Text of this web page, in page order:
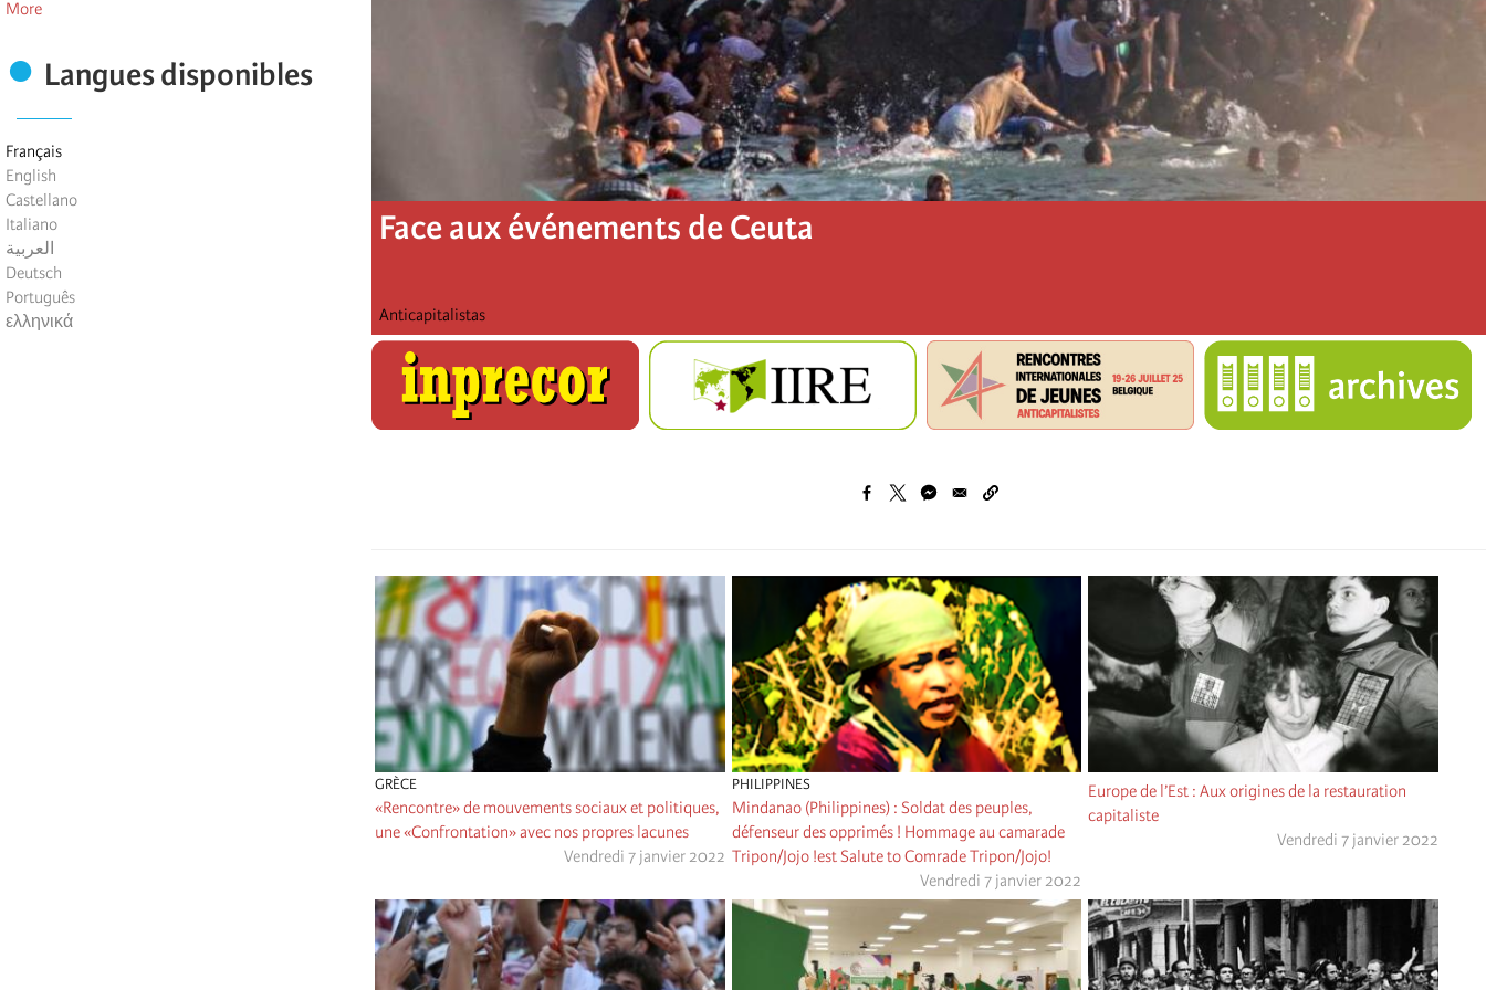
More
Langues disponibles
Français
English
Castellano
Italiano
العربية
Deutsch
Português
ελληνικά
Face aux événements de Ceuta
Anticapitalistas
GRÈCE
«Rencontre» de mouvements sociaux et politiques,
une «Confrontation» avec nos propres lacunes
Vendredi 7 janvier 2022
PHILIPPINES
Mindanao (Philippines) : Soldat des peuples,
défenseur des opprimés ! Hommage au camarade
Tripon/Jojo !est Salute to Comrade Tripon/Jojo!
Vendredi 7 janvier 2022
Europe de l’Est : Aux origines de la restauration
capitaliste
Vendredi 7 janvier 2022